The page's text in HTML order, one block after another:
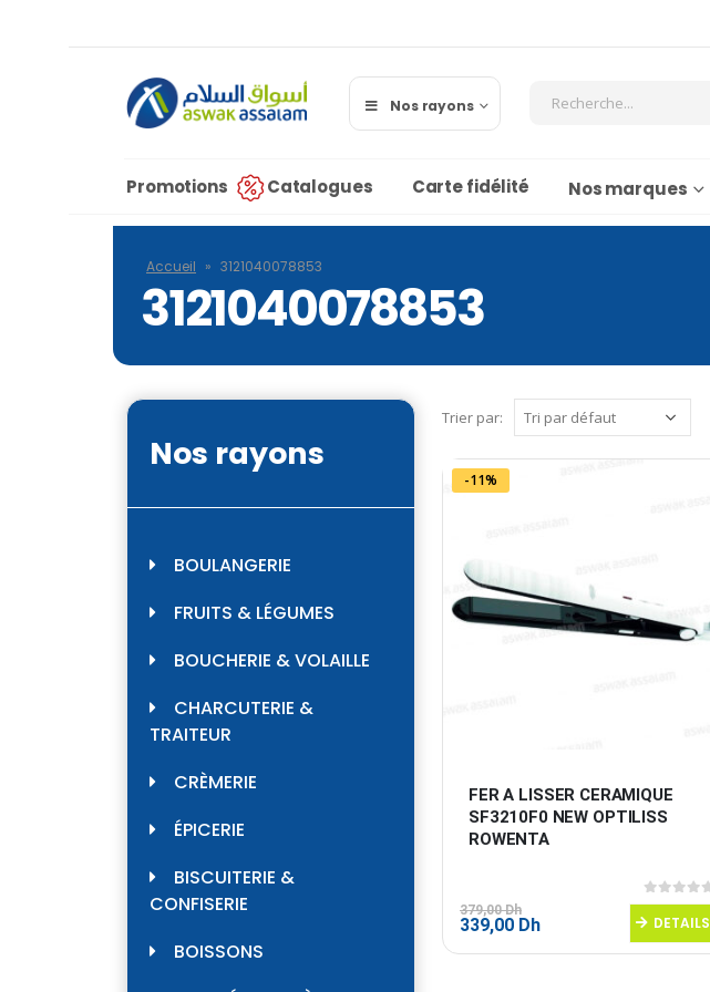
Nos rayons
Promotions Catalogues Carte fidélité Nos marques
Accueil » 3121040078853
3121040078853
Trier par:
-11%
FER A LISSER CERAMIQUE
SF3210F0 NEW OPTILISS
ROWENTA
0sur 5
379,00Dh
Le
initial
339,00 DhLe
actuel
DETAILS
Nos rayons
BOULANGERIE
FRUITS & LÉGUMES
BOUCHERIE & VOLAILLE
CHARCUTERIE &
TRAITEUR
CRÈMERIE
ÉPICERIE
BISCUITERIE &
CONFISERIE
BOISSONS